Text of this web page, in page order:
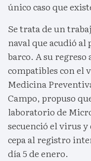
único caso que
Se trata de un
naval que acudió
barco. A su
compatibles con el
Medicina
Campo, propuso
laboratorio de
secuenció el virus
cepa al registro
día 5 de enero.